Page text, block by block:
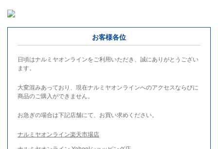
お客様各位
日頃はナルミヤオンラインをご利用いただき、誠にありがとうござい
ます。
大変混みあっており、現在ナルミヤオンラインへのアクセスならびに
商品のご購入ができません。
お急ぎの場合は下記店舗にて、お買い求めください。
ナルミヤオンライン楽天市場店